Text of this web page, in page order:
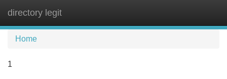
directory legit
Home
1